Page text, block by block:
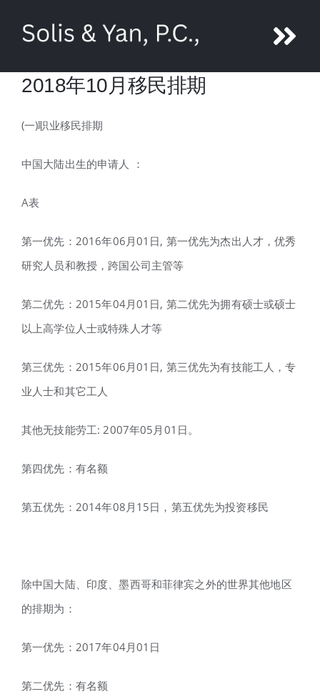
About Ni Yan
Attorneys
Contact us
2018年10月移民排期
(一)职业移民排期
中国大陆出生的申请人 ：
A表
第一优先：2016年06月01日, 第一优先为杰出人才，优秀
研究人员和教授，跨国公司主管等
第二优先：2015年04月01日, 第二优先为拥有硕士或硕士
以上高学位人士或特殊人才等
第三优先：2015年06月01日, 第三优先为有技能工人，专
业人士和其它工人
其他无技能劳工: 2007年05月01日。
第四优先：有名额
第五优先：2014年08月15日，第五优先为投资移民
除中国大陆、印度、墨西哥和菲律宾之外的世界其他地区
的排期为：
第一优先：2017年04月01日
第二优先：有名额